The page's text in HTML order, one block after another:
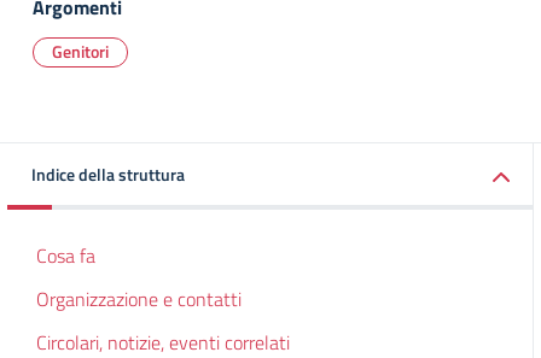
Argomenti
Genitori
Indice della struttura
Cosa fa
Organizzazione e contatti
Circolari, notizie, eventi correlati